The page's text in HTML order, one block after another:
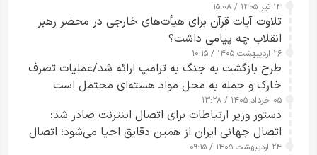
۱۴ تیر ۱۴۰۵ / ۱۵:۰۸
تلاوت آیات قرآن برای هیأت‌های خارجی در محضر رهبر
انقلاب چه پیامی داشت؟
۲۶ اردیبهشت ۱۴۰۵ / ۱۰:۱۵
طرح‌ بازگشت به جنگ به ترامپ ارائه شد/عملیات تصرف
خارک و حمله به محل مواد هسته‌ای محتمل است
۰۵ خرداد ۱۴۰۵ / ۱۳:۲۸
دستور وزیر ارتباطات برای اتصال اینترنت صادر شد؛
اتصال جهانی ایران از همین دقایق احیا می‌شود؛ اتصال
کامل مردم تا ۲۴ ساعت آینده
۲۴ اردیبهشت ۱۴۰۵ / ۰۹:۱۵